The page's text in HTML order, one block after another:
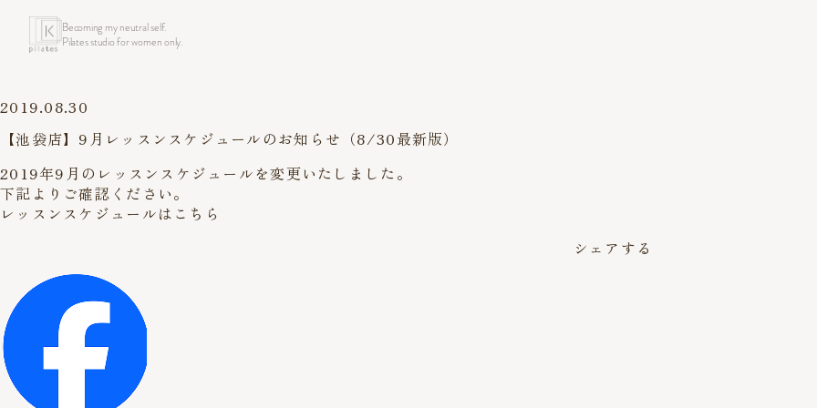
Becoming my neutral self.
Pilates studio for women only.
2019.08.30
【池袋店】9月レッスンスケジュールのお知らせ（8/30最新版）
2019年9月のレッスンスケジュールを変更いたしました。
下記よりご確認ください。
レッスンスケジュールはこちら
シェアする